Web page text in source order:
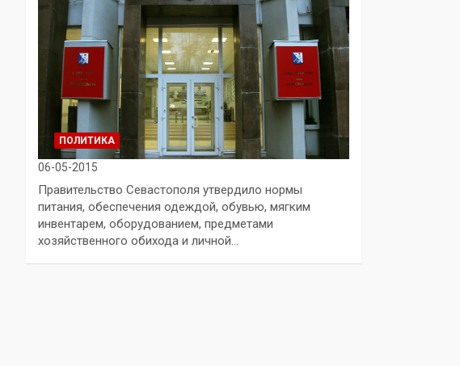
ПОЛИТИКА
06-05-2015
Правительство Севастополя утвердило нормы
питания, обеспечения одеждой, обувью, мягким
инвентарем, оборудованием, предметами
хозяйственного обихода и личной…